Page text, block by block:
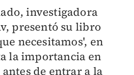
investigadora
presentó su libro
necesitamos', en
la importancia en
de entrar a la